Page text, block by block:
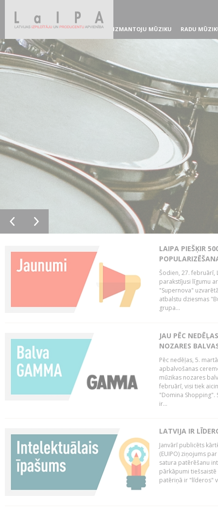
IZMANTOJU MŪZIKU RADU
LAIPA PIEŠĶIR
Šodien, 27. februārī,
parakstījusi līgumu
"Supernova"
atbalstu dziesmas
grupa...
JAU PĒC
NOZARES
Pēc nedēļas, 5.
apbalvošanas
mūzikas nozares
februārī, visi tiek
"Domina Shopping".
ir...
LATVIJA IR
Janvārī publicēts
(EUIPO) ziņojums
satura patērēšanu
pārkāpumi
patēriņā ir "līderos"